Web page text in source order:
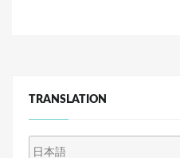
TRANSLATION